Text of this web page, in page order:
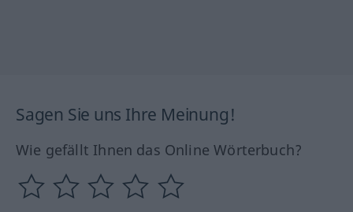
Sagen Sie uns Ihre Meinung!
Wie gefällt Ihnen das Online Wörterbuch?